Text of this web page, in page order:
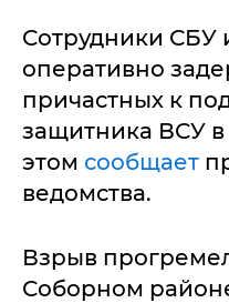
Сотрудники СБУ
оперативно
причастных к
защитника ВСУ
этом сообщает
ведомства.
Взрыв
Соборном